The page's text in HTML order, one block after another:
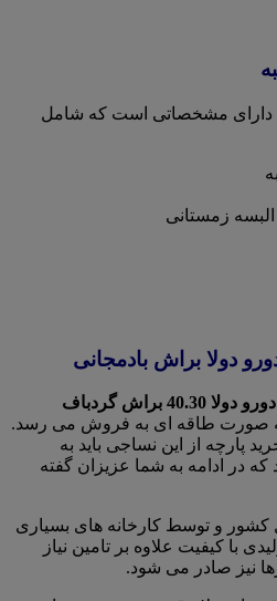
دارای مشخصاتی است که شامل
زمستانی
دولا براش بادمجانی
پارچه تریکو ماکان دورو دولا 40.30 براش گردباف
صورت طاقه ای به فروش می رسد.
پارچه از این نساجی باید به
در ادامه به شما عزیزان گفته
کشور و توسط کارخانه های بسیاری
با کیفیت علاوه بر تامین نیاز
نیز صادر می شود.